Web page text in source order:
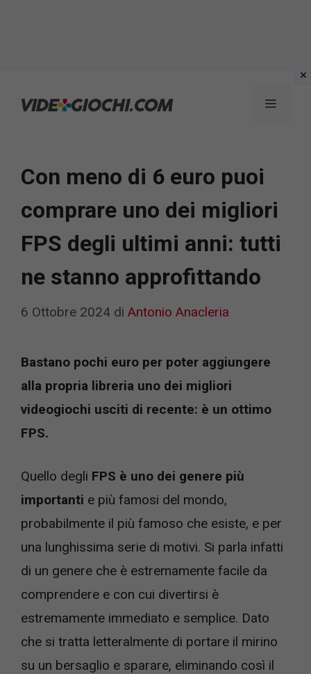
Menu
Con meno di 6 euro puoi
comprare uno dei migliori
FPS degli ultimi anni: tutti
ne stanno approfittando
6 Ottobre 2024 di Antonio Anacleria
Bastano pochi euro per poter aggiungere
alla propria libreria uno dei migliori
videogiochi usciti di recente: è un ottimo
FPS.
Quello degli FPS è uno dei genere più
importanti e più famosi del mondo,
probabilmente il più famoso che esiste, e per
una lunghissima serie di motivi. Si parla infatti
di un genere che è estremamente facile da
comprendere e con cui divertirsi è
estremamente immediato e semplice. Dato
che si tratta letteralmente di portare il mirino
su un bersaglio e sparare, eliminando così il